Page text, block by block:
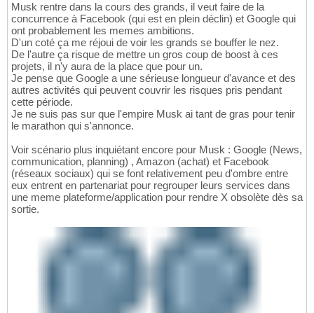
Musk rentre dans la cours des grands, il veut faire de la
concurrence à Facebook (qui est en plein déclin) et Google qui
ont probablement les memes ambitions.
D'un coté ça me réjoui de voir les grands se bouffer le nez.
De l'autre ça risque de mettre un gros coup de boost à ces
projets, il n'y aura de la place que pour un.
Je pense que Google a une sérieuse longueur d'avance et des
autres activités qui peuvent couvrir les risques pris pendant
cette période.
Je ne suis pas sur que l'empire Musk ai tant de gras pour tenir
le marathon qui s'annonce.
Voir scénario plus inquiétant encore pour Musk : Google (News,
communication, planning) , Amazon (achat) et Facebook
(réseaux sociaux) qui se font relativement peu d'ombre entre
eux entrent en partenariat pour regrouper leurs services dans
une meme plateforme/application pour rendre X obsolète dès sa
sortie.